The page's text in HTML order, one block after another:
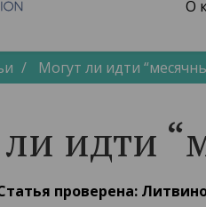
О
Могут ли идти
идти
проверена: